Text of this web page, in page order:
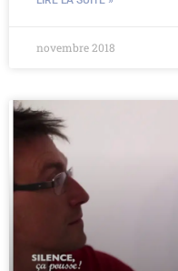
novembre 2018